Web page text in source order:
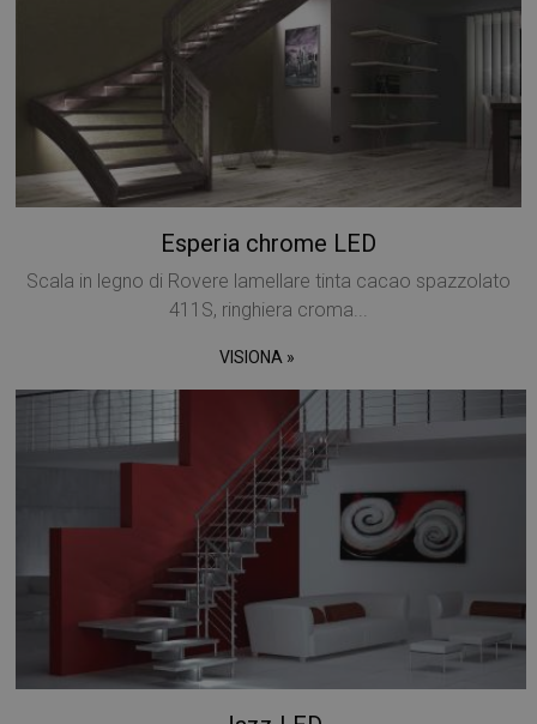
Esperia chrome LED
Scala in legno di Rovere lamellare tinta cacao spazzolato
411S, ringhiera croma...
VISIONA »